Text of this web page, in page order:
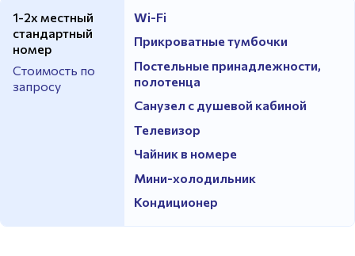
1-2х местный
стандартный
номер
Стоимость по
запросу
Wi-Fi
Прикроватные тумбочки
Постельные принадлежности,
полотенца
Санузел с душевой кабиной
Телевизор
Чайник в номере
Мини-холодильник
Кондиционер